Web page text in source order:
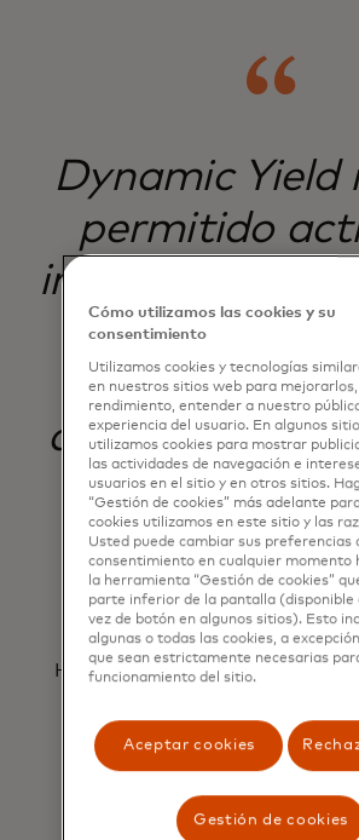
Dynamic Yield
permitido
implementar
notificaciones
ayudándonos a
resultados
Andrés Meléndez
Head of Conversions and
Cómo utilizamos las cookies y su
consentimiento
Utilizamos cookies y tecnologías
en nuestros sitios web para
rendimiento, entender a nuestro
experiencia del usuario. En algunos
utilizamos cookies para mostrar
las actividades de navegación e
usuarios en el sitio y en otros sitios.
“Gestión de cookies” más adelante
cookies utilizamos en este sitio y las
Usted puede cambiar sus preferencias
consentimiento en cualquier momento
la herramienta “Gestión de cookies”
parte inferior de la pantalla (disponible
vez de botón en algunos sitios). Esto
algunas o todas las cookies, a
que sean estrictamente necesarias
funcionamiento del sitio.
Aceptar cookies
Gestión de cookies